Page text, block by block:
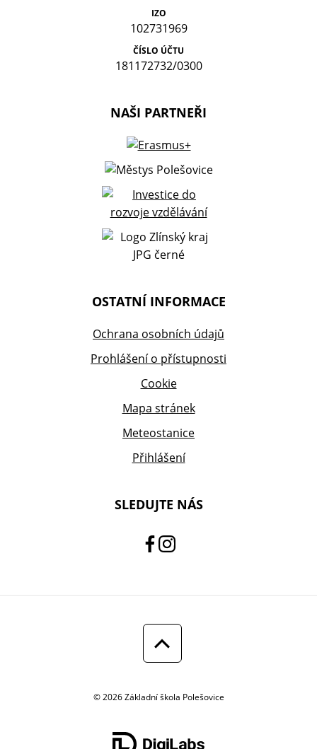
IZO
102731969
ČÍSLO ÚČTU
181172732/0300
NAŠI PARTNEŘI
OSTATNÍ INFORMACE
Ochrana osobních údajů
Prohlášení o přístupnosti
Cookie
Mapa stránek
Meteostanice
Přihlášení
SLEDUJTE NÁS
© 2026 Základní škola Polešovice